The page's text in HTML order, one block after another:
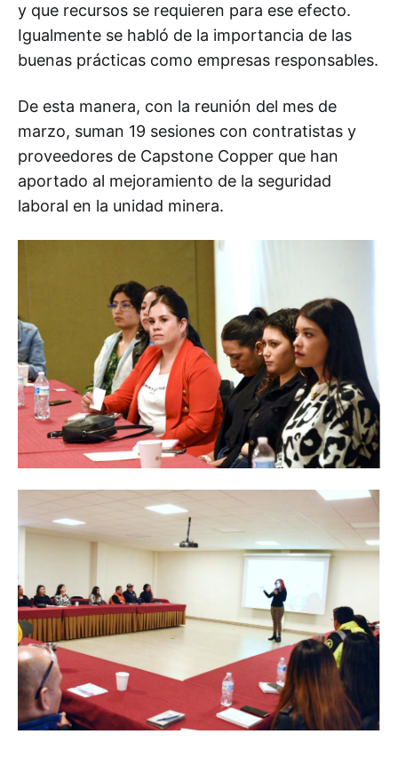
y que recursos se requieren para ese efecto.
Igualmente se habló de la importancia de las
buenas prácticas como empresas responsables.
De esta manera, con la reunión del mes de
marzo, suman 19 sesiones con contratistas y
proveedores de Capstone Copper que han
aportado al mejoramiento de la seguridad
laboral en la unidad minera.